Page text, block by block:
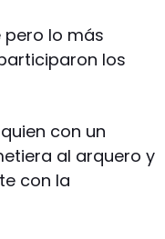
lo más
los
con un
al arquero y
con la